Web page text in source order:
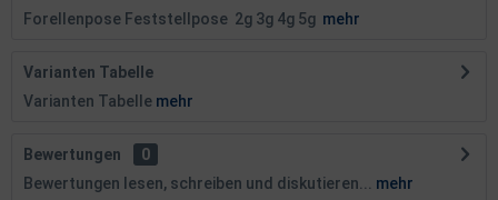
Forellenpose Feststellpose 2g 3g 4g 5g mehr
Varianten Tabelle
Varianten Tabelle mehr
Bewertungen
0
Bewertungen lesen, schreiben und diskutieren...
mehr